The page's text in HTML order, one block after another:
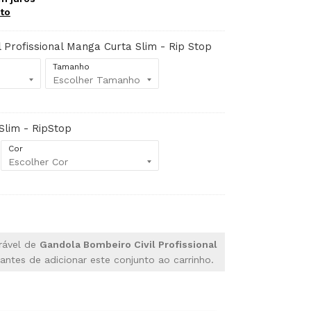
Profissional Manga Curta Slim - Rip Stop
Tamanho
- RipStop
Cor
de Gandola Bombeiro Civil Profissional
antes de adicionar este conjunto ao carrinho.